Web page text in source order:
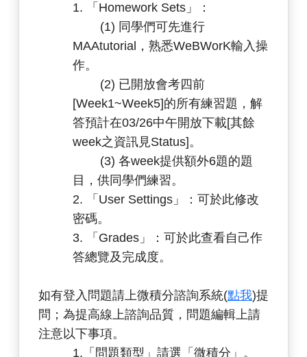
1. 「Homework Sets」：
(1) 同學們可先進行
MAAtutorial，熟悉WeBWorK輸入操
作。
(2) 已開放會考四前
[Week1~Week5]的所有練習題，解
答預計在03/26中午開放下載[其餘
week之資訊見Status]。
(3) 各week提供額外6題的題
目，供同學們練習。
2. 「User Settings」：可於此修改
密碼。
3. 「Grades」：可於此查看自己作
答總覽及完成度。
如有登入問題請上微積分諮詢系統(點我)提
問；為提高線上諮詢品質，問題編輯上請
注意以下事項。
1.「問題類型」請選「微積分」。